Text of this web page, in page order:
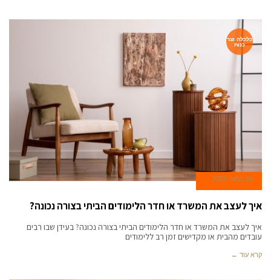
כלכלה וצר
כנות
26 במאי 2025
איך לעצב את המשרד או חדר הלימודים הביתי בצורה נכונה?
איך לעצב את המשרד או חדר הלימודים הביתי בצורה נכונה? בעידן שבו רבים
עובדים מהבית או מקדישים זמן רב ללימודים
קרא עוד ←